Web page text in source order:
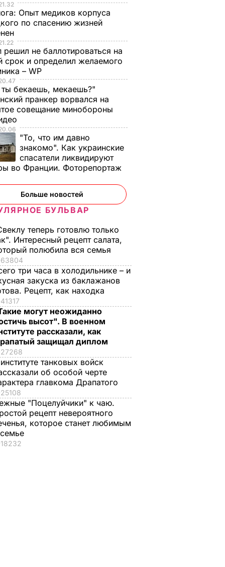
Опыт медиков корпуса
по спасению жизней
решил не баллотироваться на
срок и определил желаемого
– WP
ты бекаешь, мекаешь?"
пранкер ворвался на
совещание минобороны
"То, что им давно
знакомо". Как украинские
спасатели ликвидируют
во Франции. Фоторепортаж
Больше новостей
БУЛЬВАР
теперь готовлю только
Интересный рецепт салата,
полюбила вся семья
63804
три часа в холодильнике – и
закуска из баклажанов
Рецепт, как находка
41317
могут неожиданно
высот". В военном
рассказали, как
защищал диплом
27268
танковых войск
об особой черте
главкома Драпатого
25108
"Поцелуйчики" к чаю.
рецепт невероятного
которое станет любимым
18232